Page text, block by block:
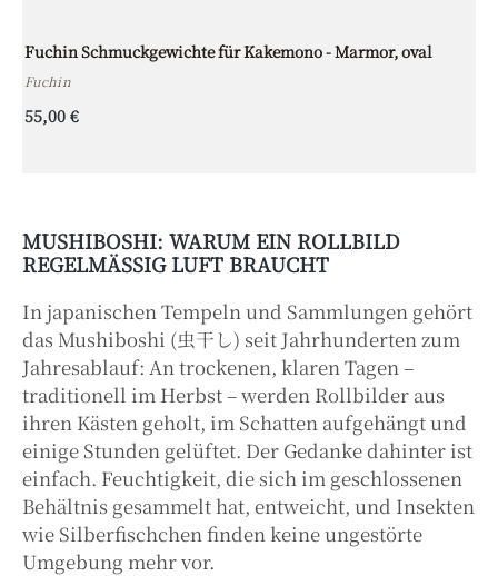
Fuchin Schmuckgewichte für Kakemono - Marmor, oval
Fuchin
55,00 €
MUSHIBOSHI: WARUM EIN ROLLBILD
REGELMÄSSIG LUFT BRAUCHT
In japanischen Tempeln und Sammlungen gehört
das Mushiboshi (虫干し) seit Jahrhunderten zum
Jahresablauf: An trockenen, klaren Tagen –
traditionell im Herbst – werden Rollbilder aus
ihren Kästen geholt, im Schatten aufgehängt und
einige Stunden gelüftet. Der Gedanke dahinter ist
einfach. Feuchtigkeit, die sich im geschlossenen
Behältnis gesammelt hat, entweicht, und Insekten
wie Silberfischchen finden keine ungestörte
Umgebung mehr vor.